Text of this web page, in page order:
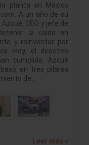
planta en México
A un año de su
CEO y jefe de
la caída en
y reinventar por
Hoy, el directivo
cumplido. Azcué
en tres pilares
de…
Leer más »